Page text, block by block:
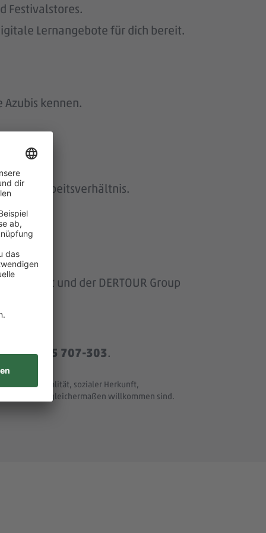
Festivalstores.
Lernangebote für dich bereit.
kennen.
Arbeitsverhältnis.
und der DERTOUR Group
+49 8165 707-303.
und Nationalität, sozialer Herkunft,
Merkmale - gleichermaßen willkommen sind.